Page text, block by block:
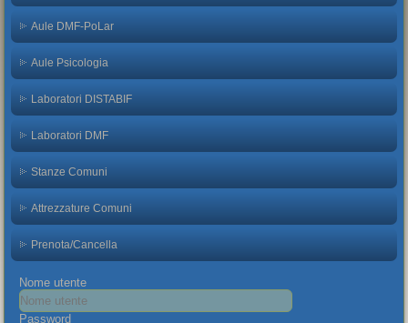
Aule DMF-PoLar
Aule Psicologia
Laboratori DISTABIF
Laboratori DMF
Stanze Comuni
Attrezzature Comuni
Prenota/Cancella
Nome utente
Password